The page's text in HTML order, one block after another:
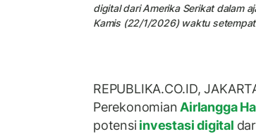
digital dari Amerika Serikat dalam
Kamis (22/1/2026) waktu
REPUBLIKA.CO.ID,
Perekonomian Airlangga
potensiinvestasi digital